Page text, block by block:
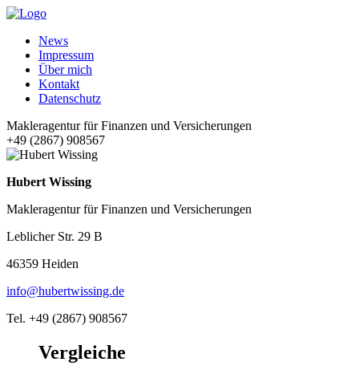
News
Impressum
Über mich
Kontakt
Datenschutz
Makleragentur für Finanzen und Versicherungen
+49 (2867) 908567
Hubert Wissing
Makleragentur für Finanzen und Versicherungen
Leblicher Str. 29 B
46359 Heiden
info@hubertwissing.de
Tel. +49 (2867) 908567
Vergleiche